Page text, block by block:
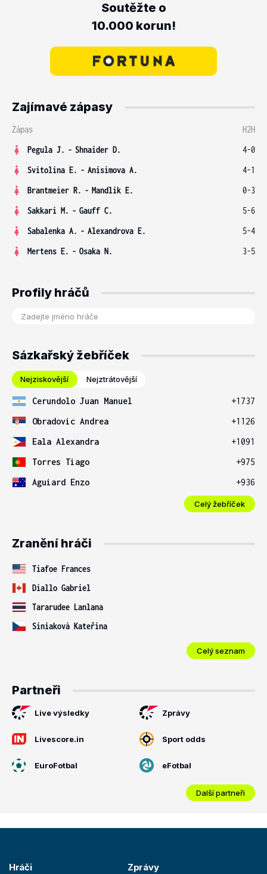
Soutěžte o
10.000 korun!
Zajímavé zápasy
Zápas
H2H
Pegula J. - Shnaider D.
4-0
Svitolina E. - Anisimova A.
4-1
Brantmeier R. - Mandlik E.
0-3
Sakkari M. - Gauff C.
5-6
Sabalenka A. - Alexandrova E.
5-4
Mertens E. - Osaka N. 3-5
Profily hráčů
Sázkařský žebříček
Nejziskovější Nejztrátovější
Cerundolo Juan Manuel
+1737
Obradovic Andrea
+1126
Eala Alexandra
+1091
Torres Tiago
+975
Aguiard Enzo
+936
Celý žebříček
Zranění hráči
Tiafoe Frances
Diallo Gabriel
Tararudee Lanlana
Siniaková Kateřina
Celý seznam
Partneři
Live výsledky Zprávy
Livescore.in Sport odds
EuroFotbal eFotbal
Další partneři
Hráči Zprávy